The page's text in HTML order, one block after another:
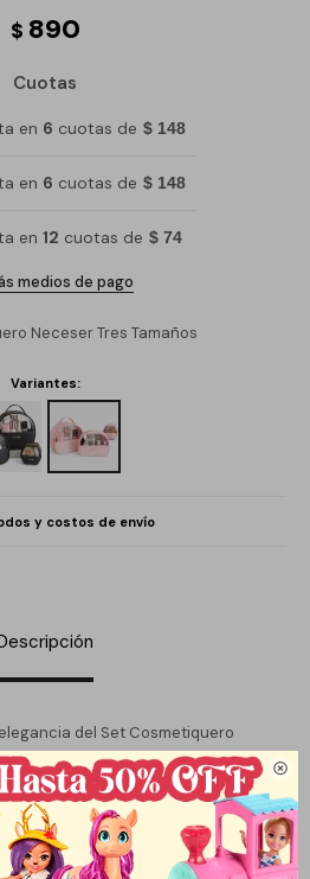

$ 890
Cuotas
en 6 cuotas de $ 148
en 6 cuotas de $ 148
en 12 cuotas de $ 74
medios de pago
Neceser Tres Tamaños
Variantes:
y costos de envío
del Set Cosmetiquero
para adaptarse a tus
en cuerina de alta calidad, este
tus productos de belleza y
siempre a mano y en perfecto